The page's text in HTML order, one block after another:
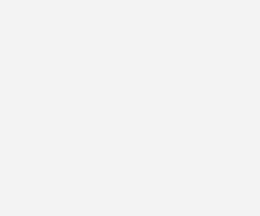
of-the-art“ Edge Plattform
für interne Projekte: BMW
die auf SUSE Rancher Prime &
HCI basiert.